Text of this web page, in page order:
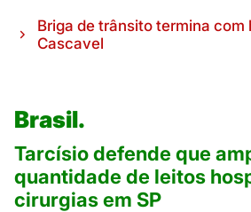
Briga de trânsito termina com
Cascavel
Brasil.
Tarcísio defende que
quantidade de leitos
cirurgias em SP